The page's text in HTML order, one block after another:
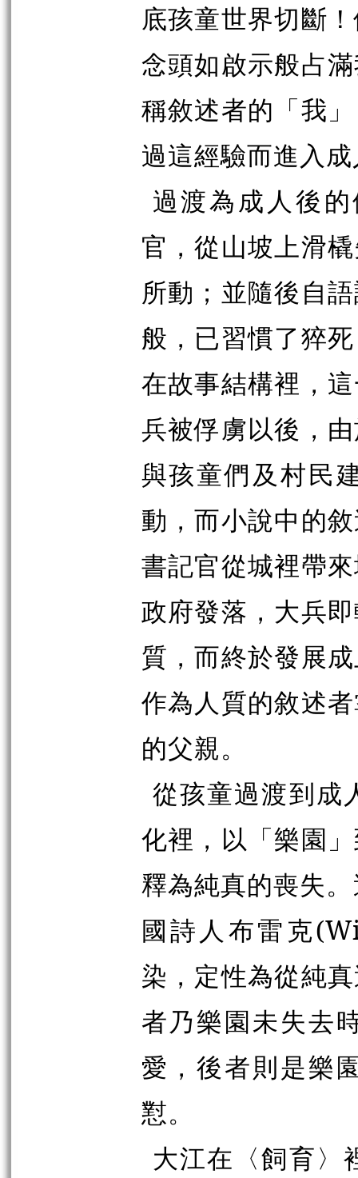
底孩童世界切斷
念頭如啟示般占
稱敘述者的「我
過這經驗而進入
過渡為成人後
官，從山坡上滑
所動；並隨後自
般，已習慣了猝
在故事結構裡，
兵被俘虜以後，
與孩童們及村民
動，而小說中的
書記官從城裡帶
政府發落，大兵
質，而終於發展
作為人質的敘述
的父親。
從孩童過渡到成
化裡，以「樂園
釋為純真的喪失
國詩人布雷克
染，定性為從純
者乃樂園未失去
愛，後者則是樂
懟。
大江在〈飼育〉